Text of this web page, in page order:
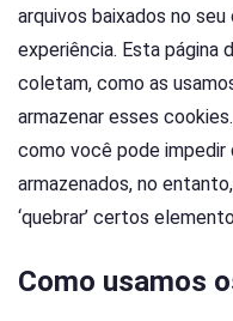
arquivos baixados no
experiência. Esta página
coletam, como as
armazenar esses
como você pode impedir
armazenados, no
‘quebrar’ certos
Como usamos